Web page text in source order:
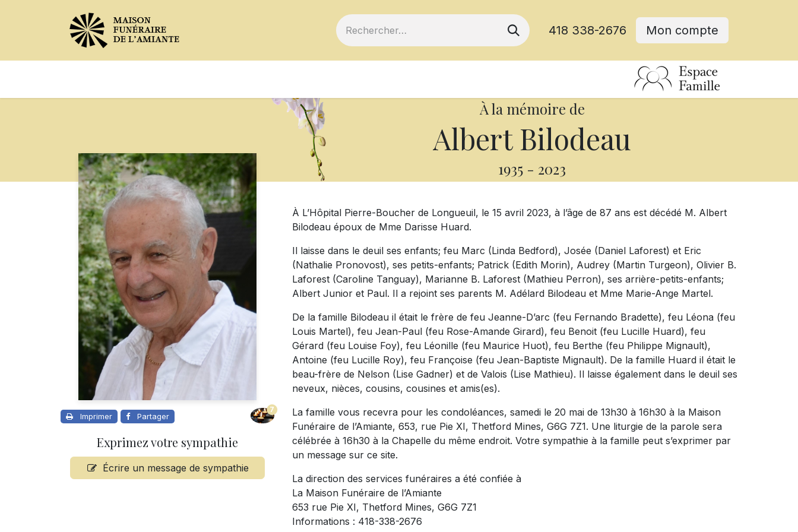
418 338-2676 Mon compte
À la mémoire de
Albert Bilodeau
1935 - 2023
Imprimer Partager
7
Exprimez votre sympathie
Écrire un message de sympathie
À L’Hôpital Pierre-Boucher de Longueuil, le 15 avril 2023, à l’âge de 87 ans est décédé M. Albert
Bilodeau époux de Mme Darisse Huard.
Il laisse dans le deuil ses enfants; feu Marc (Linda Bedford), Josée (Daniel Laforest) et Eric
(Nathalie Pronovost), ses petits-enfants; Patrick (Edith Morin), Audrey (Martin Turgeon), Olivier B.
Laforest (Caroline Tanguay), Marianne B. Laforest (Mathieu Perron), ses arrière-petits-enfants;
Albert Junior et Paul. Il a rejoint ses parents M. Adélard Bilodeau et Mme Marie-Ange Martel.
De la famille Bilodeau il était le frère de feu Jeanne-D’arc (feu Fernando Bradette), feu Léona (feu
Louis Martel), feu Jean-Paul (feu Rose-Amande Girard), feu Benoit (feu Lucille Huard), feu
Gérard (feu Louise Foy), feu Léonille (feu Maurice Huot), feu Berthe (feu Philippe Mignault),
Antoine (feu Lucille Roy), feu Françoise (feu Jean-Baptiste Mignault). De la famille Huard il était le
beau-frère de Nelson (Lise Gadner) et de Valois (Lise Mathieu). Il laisse également dans le deuil ses
neveux, nièces, cousins, cousines et amis(es).
La famille vous recevra pour les condoléances, samedi le 20 mai de 13h30 à 16h30 à la Maison
Funéraire de l’Amiante, 653, rue Pie XI, Thetford Mines, G6G 7Z1. Une liturgie de la parole sera
célébrée à 16h30 à la Chapelle du même endroit. Votre sympathie à la famille peut s’exprimer par
un message sur ce site.
La direction des services funéraires a été confiée à
La Maison Funéraire de l’Amiante
653 rue Pie XI, Thetford Mines, G6G 7Z1
Informations : 418-338-2676